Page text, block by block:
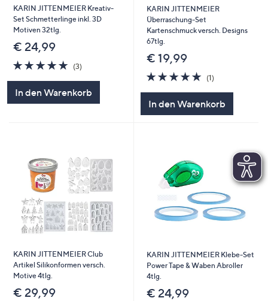
KARIN JITTENMEIER Kreativ-
Set Schmetterlinge inkl. 3D
Motiven 32tlg.
€ 24,99
5.0
von
(3)
In den Warenkorb
KARIN JITTENMEIER
Überraschung-Set
Kartenschmuck versch. Designs
67tlg.
€ 19,99
5.0
von
(1)
In den Warenkorb
KARIN JITTENMEIER Club
Artikel Silikonformen versch.
Motive 4tlg.
€ 29,99
KARIN JITTENMEIER Klebe-Set
Power Tape & Waben Abroller
4tlg.
€ 24,99